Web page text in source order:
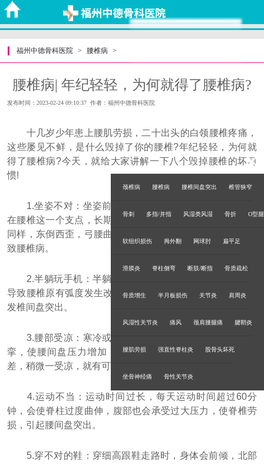
颈椎病 腰椎病 腰椎间盘突出 椎管狭窄
骨刺 多指/并指 风湿类风湿 骨折 O型腿
软组织损伤 拇外翻 网球肘 扁平足
滑膜炎 脊柱侧弯 断肢/断指 骨质疏松
骨质增生 半月板损伤 关节炎 肩周炎
风湿性关节炎 痛风 颈肩腰腿痛 腱鞘炎
腰肌劳损 强直性脊柱炎 股骨头坏死
坐骨神经痛 骨性关节炎
福州中德骨科医院 > 腰椎病 >
腰椎病| 年纪轻轻，为何就得了腰椎病?
发布时间：2023-02-24 09:10:37 作者：福州中德骨科医院
十几岁少年患上腰肌劳损，二十出头的白领腰椎疼痛，
这些屡见不鲜，是什么毁掉了你的腰椎?年纪轻轻，为何就
得了腰椎病?今天，就给大家讲解一下八个毁掉腰椎的坏习
惯!
1.坐姿不对：坐姿前倾时，头、躯干和上肢的重量集中
在腰椎这一个支点，长期伏案工作导致腰椎承受压力过大，
同样，东倒西歪，弓腰曲背，半躺半卧等坐姿不良同样会导
致腰椎病。
2.半躺玩手机：半躺位时，腰椎会因缺乏足够的支撑，
导致腰椎原有弧度发生改变，椎间盘所受重力不断增大，诱
发椎间盘突出。
3.腰部受凉：寒冷或潮湿引起要不小血管收缩，肌肉痉
挛，使腰间盘压力增加，特别是长期伏案人员，血液循环
差，稍微一受凉，就有可能引起腰椎疼痛。
4.运动不当：运动时间过长，每天运动时间超过60分
钟，会使脊柱过度曲伸，腹部也会承受过大压力，使脊椎劳
损，引起腰间盘突出。
5.穿不对的鞋：穿细高跟鞋走路时，身体会前倾，北部